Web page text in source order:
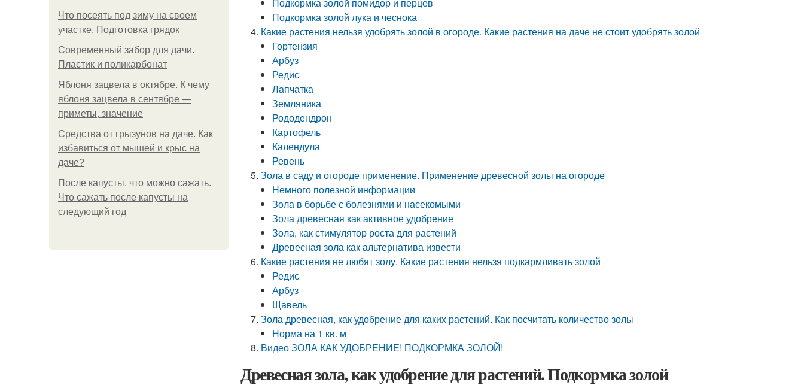
Что посеять под зиму на своем
участке. Подготовка грядок
Современный забор для дачи.
Пластик и поликарбонат
Яблоня зацвела в октябре. К чему
яблоня зацвела в сентябре —
приметы, значение
Средства от грызунов на даче. Как
избавиться от мышей и крыс на
даче?
После капусты, что можно сажать.
Что сажать после капусты на
следующий год
Подкормка золой лука и чеснока
Какие растения нельзя удобрять золой в огороде. Какие растения на даче не стоит удобрять золой
Гортензия
Арбуз
Редис
Лапчатка
Земляника
Рододендрон
Картофель
Календула
Ревень
Зола в саду и огороде применение. Применение древесной золы на огороде
Немного полезной информации
Зола в борьбе с болезнями и насекомыми
Зола древесная как активное удобрение
Зола, как стимулятор роста для растений
Древесная зола как альтернатива извести
Какие растения не любят золу. Какие растения нельзя подкармливать золой
Редис
Арбуз
Щавель
Зола древесная, как удобрение для каких растений. Как посчитать количество золы
Норма на 1 кв. м
Видео ЗОЛА КАК УДОБРЕНИЕ! ПОДКОРМКА ЗОЛОЙ!
Древесная зола, как удобрение для растений. Подкормка золой